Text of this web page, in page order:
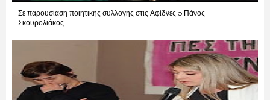
Σε παρουσίαση ποιητικής συλλογής στις Αφίδνες o Πάνος
Σκουρολιάκος